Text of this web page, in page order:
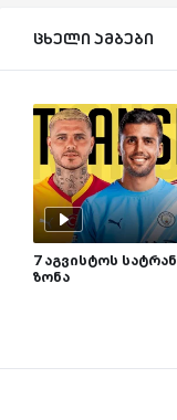
ცხელი ამბები
7 აგვისტოს
ზონა